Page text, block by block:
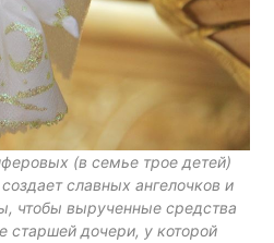
(в семье трое детей)
славных ангелочков и
чтобы вырученные средства
старшей дочери, у которой